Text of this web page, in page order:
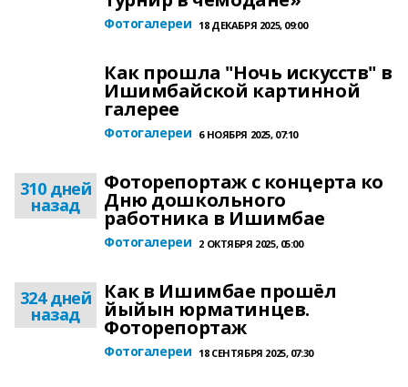
Фотогалереи 18 ДЕКАБРЯ 2025, 09:00
Как прошла "Ночь искусств" в
Ишимбайской картинной
галерее
Фотогалереи 6 НОЯБРЯ 2025, 07:10
310 дней
назад
Фоторепортаж с концерта ко
Дню дошкольного
работника в Ишимбае
Фотогалереи 2 ОКТЯБРЯ 2025, 05:00
324 дней
назад
Как в Ишимбае прошёл
йыйын юрматинцев.
Фоторепортаж
Фотогалереи 18 СЕНТЯБРЯ 2025, 07:30